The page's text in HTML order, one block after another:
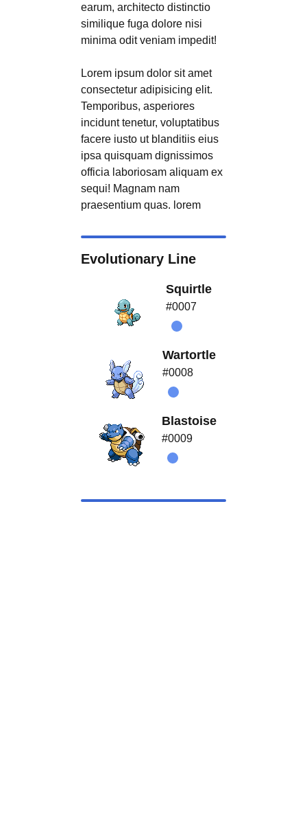
earum, architecto distinctio
similique fuga dolore nisi
minima odit veniam impedit!
Lorem ipsum dolor sit amet
consectetur adipisicing elit.
Temporibus, asperiores
incidunt tenetur, voluptatibus
facere iusto ut blanditiis eius
ipsa quisquam dignissimos
officia laboriosam aliquam ex
sequi! Magnam nam
praesentium quas. lorem
Evolutionary Line
Squirtle
#0007
Wartortle
#0008
Blastoise
#0009